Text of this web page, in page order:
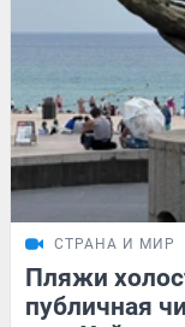
СТРАНА И МИР
Пляжи
публичная